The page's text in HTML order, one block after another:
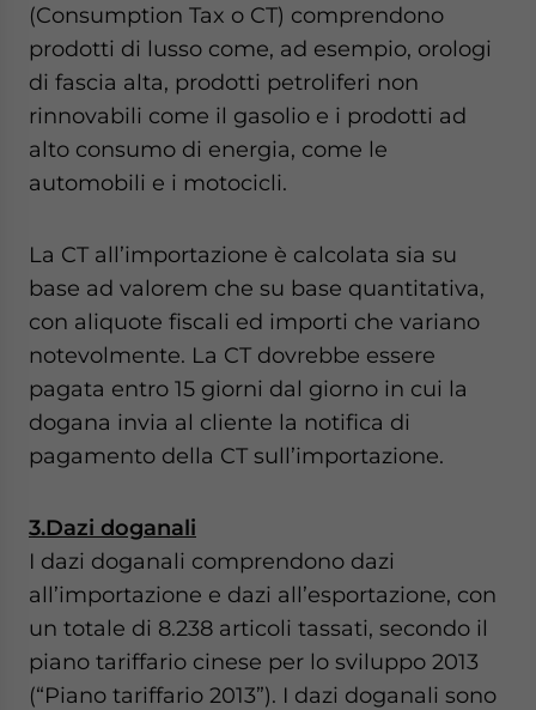
(Consumption Tax o CT) comprendono
prodotti di lusso come, ad esempio, orologi
di fascia alta, prodotti petroliferi non
rinnovabili come il gasolio e i prodotti ad
alto consumo di energia, come le
automobili e i motocicli.
La CT all’importazione è calcolata sia su
base ad valorem che su base quantitativa,
con aliquote fiscali ed importi che variano
notevolmente. La CT dovrebbe essere
pagata entro 15 giorni dal giorno in cui la
dogana invia al cliente la notifica di
pagamento della CT sull’importazione.
3.Dazi doganali
I dazi doganali comprendono dazi
all’importazione e dazi all’esportazione, con
un totale di 8.238 articoli tassati, secondo il
piano tariffario cinese per lo sviluppo 2013
(“Piano tariffario 2013”). I dazi doganali sono